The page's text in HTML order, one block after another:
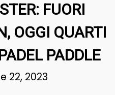
FUORI
OGGI QUARTI
PADDLE
22, 2023